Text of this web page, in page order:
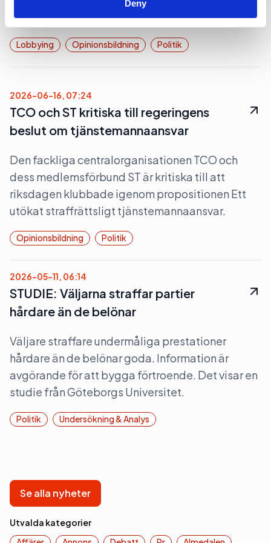
Deny
ska ske i Sverige.
Lobbying Opinionsbildning Politik
2026-06-16, 07:24
TCO och ST kritiska till regeringens
beslut om tjänstemannaansvar
Den fackliga centralorganisationen TCO och
dess medlemsförbund ST är kritiska till att
riksdagen klubbade igenom propositionen Ett
utökat straffrättsligt tjänstemannaansvar.
Opinionsbildning Politik
2026-05-11, 06:14
STUDIE: Väljarna straffar partier
hårdare än de belönar
Väljare straffare undermåliga prestationer
hårdare än de belönar goda. Information är
avgörande för att bygga förtroende. Det visar en
studie från Göteborgs Universitet.
Politik Undersökning & Analys
Se alla nyheter
Utvalda kategorier